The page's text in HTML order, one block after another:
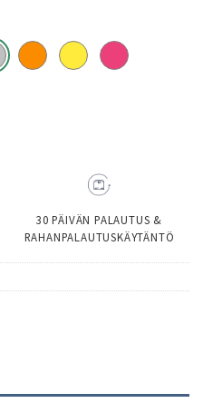
30 PÄIVÄN PALAUTUS &
RAHANPALAUTUSKÄYTÄNTÖ